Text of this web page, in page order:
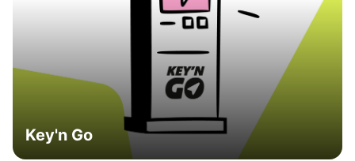
Key'n Go